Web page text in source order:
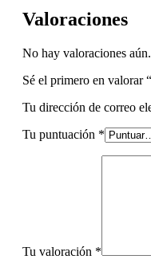
Valoraciones
No hay valoraciones aún.
Sé el primero en valorar
Tu dirección de correo
Tu puntuación *
Tu valoración *